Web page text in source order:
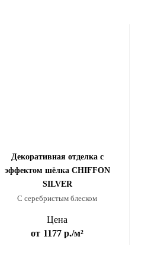
Декоративная отделка с
эффектом шёлка CHIFFON
SILVER
C серебристым блеском
Цена
от 1177 р./м²